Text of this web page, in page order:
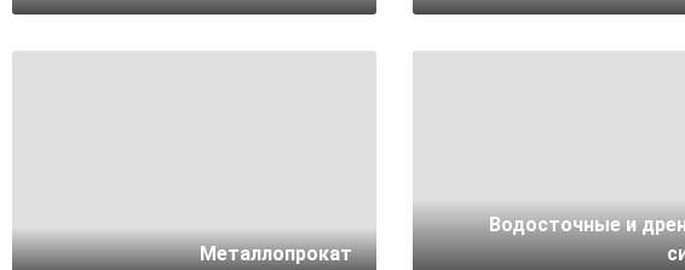
Металлопрокат
Водосточные и